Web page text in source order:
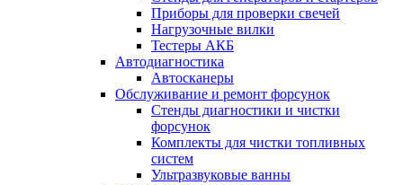
Приборы для проверки свечей
Нагрузочные вилки
Тестеры АКБ
Автодиагностика
Автосканеры
Обслуживание и ремонт форсунок
Стенды диагностики и чистки
форсунок
Комплекты для чистки топливных
систем
Ультразвуковые ванны